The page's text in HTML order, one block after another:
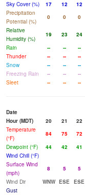
Sky Cover (%)
17 12 12
Precipitation
Potential (%)
0 0 0
Relative
Humidity (%)
19 23 24
Rain
-- -- --
Thunder
-- -- --
Snow
-- -- --
Freezing Rain
-- -- --
Sleet
-- -- --
Date
Hour (MDT)
20 21 22
Temperature
(°F)
84 75 72
Dewpoint (°F)
44 42 41
Wind Chill (°F)
Surface Wind
(mph)
8 5 5
Wind Dir
WNW ESE ESE
Gust